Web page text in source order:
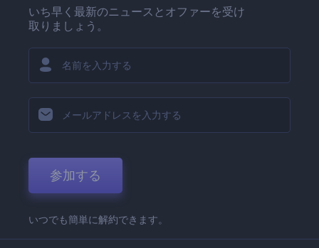
いち早く最新のニュースとオファーを受け
取りましょう。
参加する
いつでも簡単に解約できます。